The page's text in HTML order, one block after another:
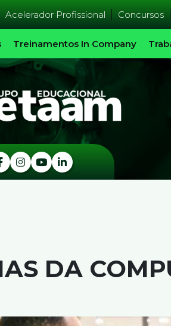
Acelerador Profissional Concursos
Treinamentos In Company
DA